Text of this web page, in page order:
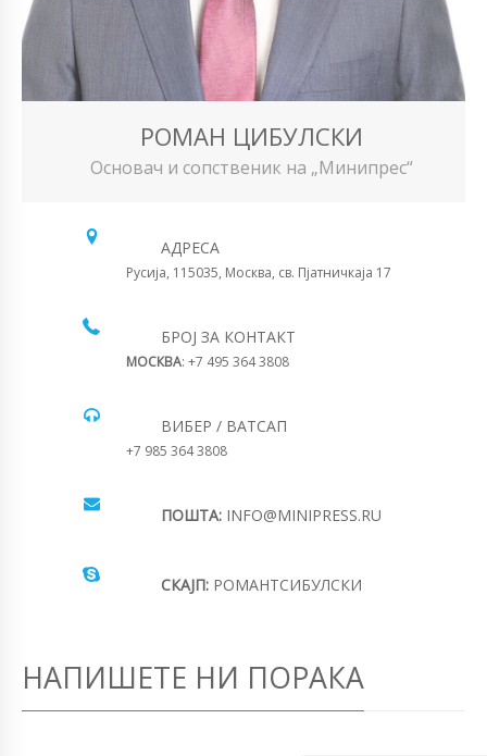
РОМАН ЦИБУЛСКИ
Основач и сопственик на „Минипрес“
АДРЕСА
Русија, 115035, Москва, св. Пјатничкаја 17
БРОЈ ЗА КОНТАКТ
МОСКВА: +7 495 364 3808
ВИБЕР / ВАТСАП
+7 985 364 3808
ПОШТА: INFO@MINIPRESS.RU
СКАЈП: РОМАНТСИБУЛСКИ
НАПИШЕТЕ НИ ПОРАКА